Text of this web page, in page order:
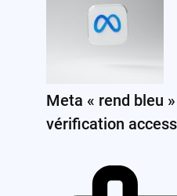
Meta « rend bleu
vérification